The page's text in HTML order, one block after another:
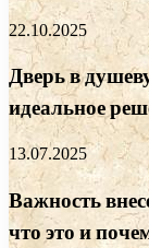
22.10.2025
Дверь в
идеальное
13.07.2025
Важность
что это и